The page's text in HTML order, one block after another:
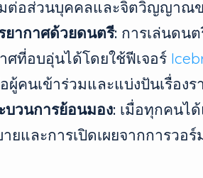
มต่อส่วนบุคคลและจิตวิญญาณ
ยากาศด้วยดนตรี: การเล่นดน
ศที่อบอุ่นได้โดยใช้ฟีเจอร์
ผู้คนเข้าร่วมและแบ่งปันเรื่องร
บวนการย้อนมอง: เมื่อทุกคนไ
ยและการเปิดเผยจากการวอ